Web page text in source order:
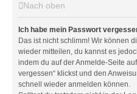
Nach oben
Ich habe mein Passwort
Das ist nicht schlimm! Wir können
wieder mitteilen, du kannst es
indem du auf der Anmelde-Seite
vergessen“ klickst und den
schnell wieder anmelden können.